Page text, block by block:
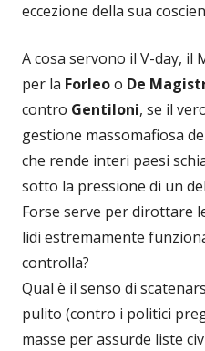
eccezione della sua
A cosa servono il V-day, il
per la Forleoo De
contro Gentiloni, se il
gestione massomafiosa
che rende interi paesi
sotto la pressione di un
Forse serve per dirottare
lidi estremamente
controlla?
Qual è il senso di
pulito (contro i politici
masse per assurde liste